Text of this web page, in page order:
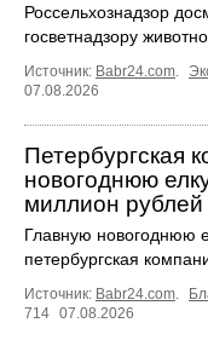
Россельхознадзор
госветнадзору
Источник: Babr24.com.
07.08.2026
Петербургская
новогоднюю
миллион рублей
Главную новогоднюю
петербургская
Источник: Babr24.com.
714 07.08.2026